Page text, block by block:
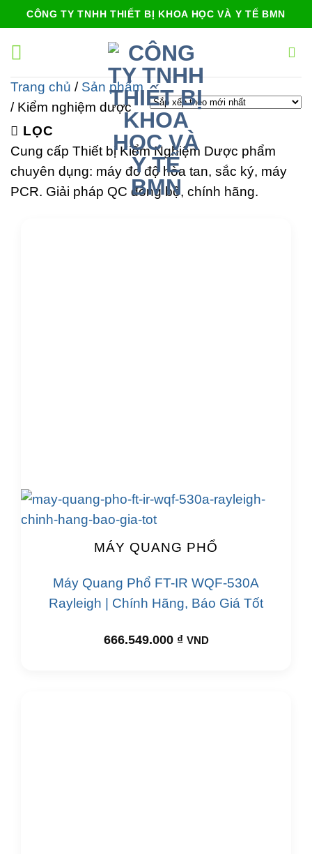
qua
nội
CÔNG TY TNHH THIẾT BỊ KHOA HỌC VÀ Y TẾ BMN
Trang chủ / Sản phẩm
/Kiểm nghiệm dược
LỌC
Cung cấp Thiết bị Kiểm Nghiệm Dược phẩm
chuyên dụng: máy đo độ hòa tan, sắc ký, máy
PCR. Giải pháp QC đồng bộ, chính hãng.
MÁY QUANG PHỔ
Máy Quang Phổ FT-IR WQF-530A
Rayleigh | Chính Hãng, Báo Giá Tốt
666.549.000 ₫ VND